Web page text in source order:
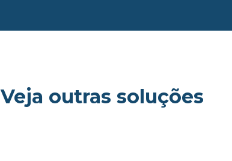
Veja outras soluções